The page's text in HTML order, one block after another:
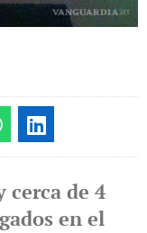
cerca de 4
en el